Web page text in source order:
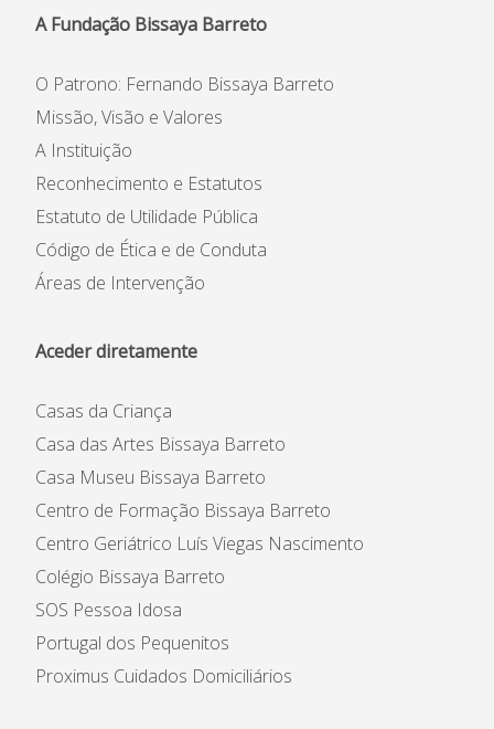
A Fundação Bissaya Barreto
O Patrono: Fernando Bissaya Barreto
Missão, Visão e Valores
A Instituição
Reconhecimento e Estatutos
Estatuto de Utilidade Pública
Código de Ética e de Conduta
Áreas de Intervenção
Aceder diretamente
Casas da Criança
Casa das Artes Bissaya Barreto
Casa Museu Bissaya Barreto
Centro de Formação Bissaya Barreto
Centro Geriátrico Luís Viegas Nascimento
Colégio Bissaya Barreto
SOS Pessoa Idosa
Portugal dos Pequenitos
Proximus Cuidados Domiciliários